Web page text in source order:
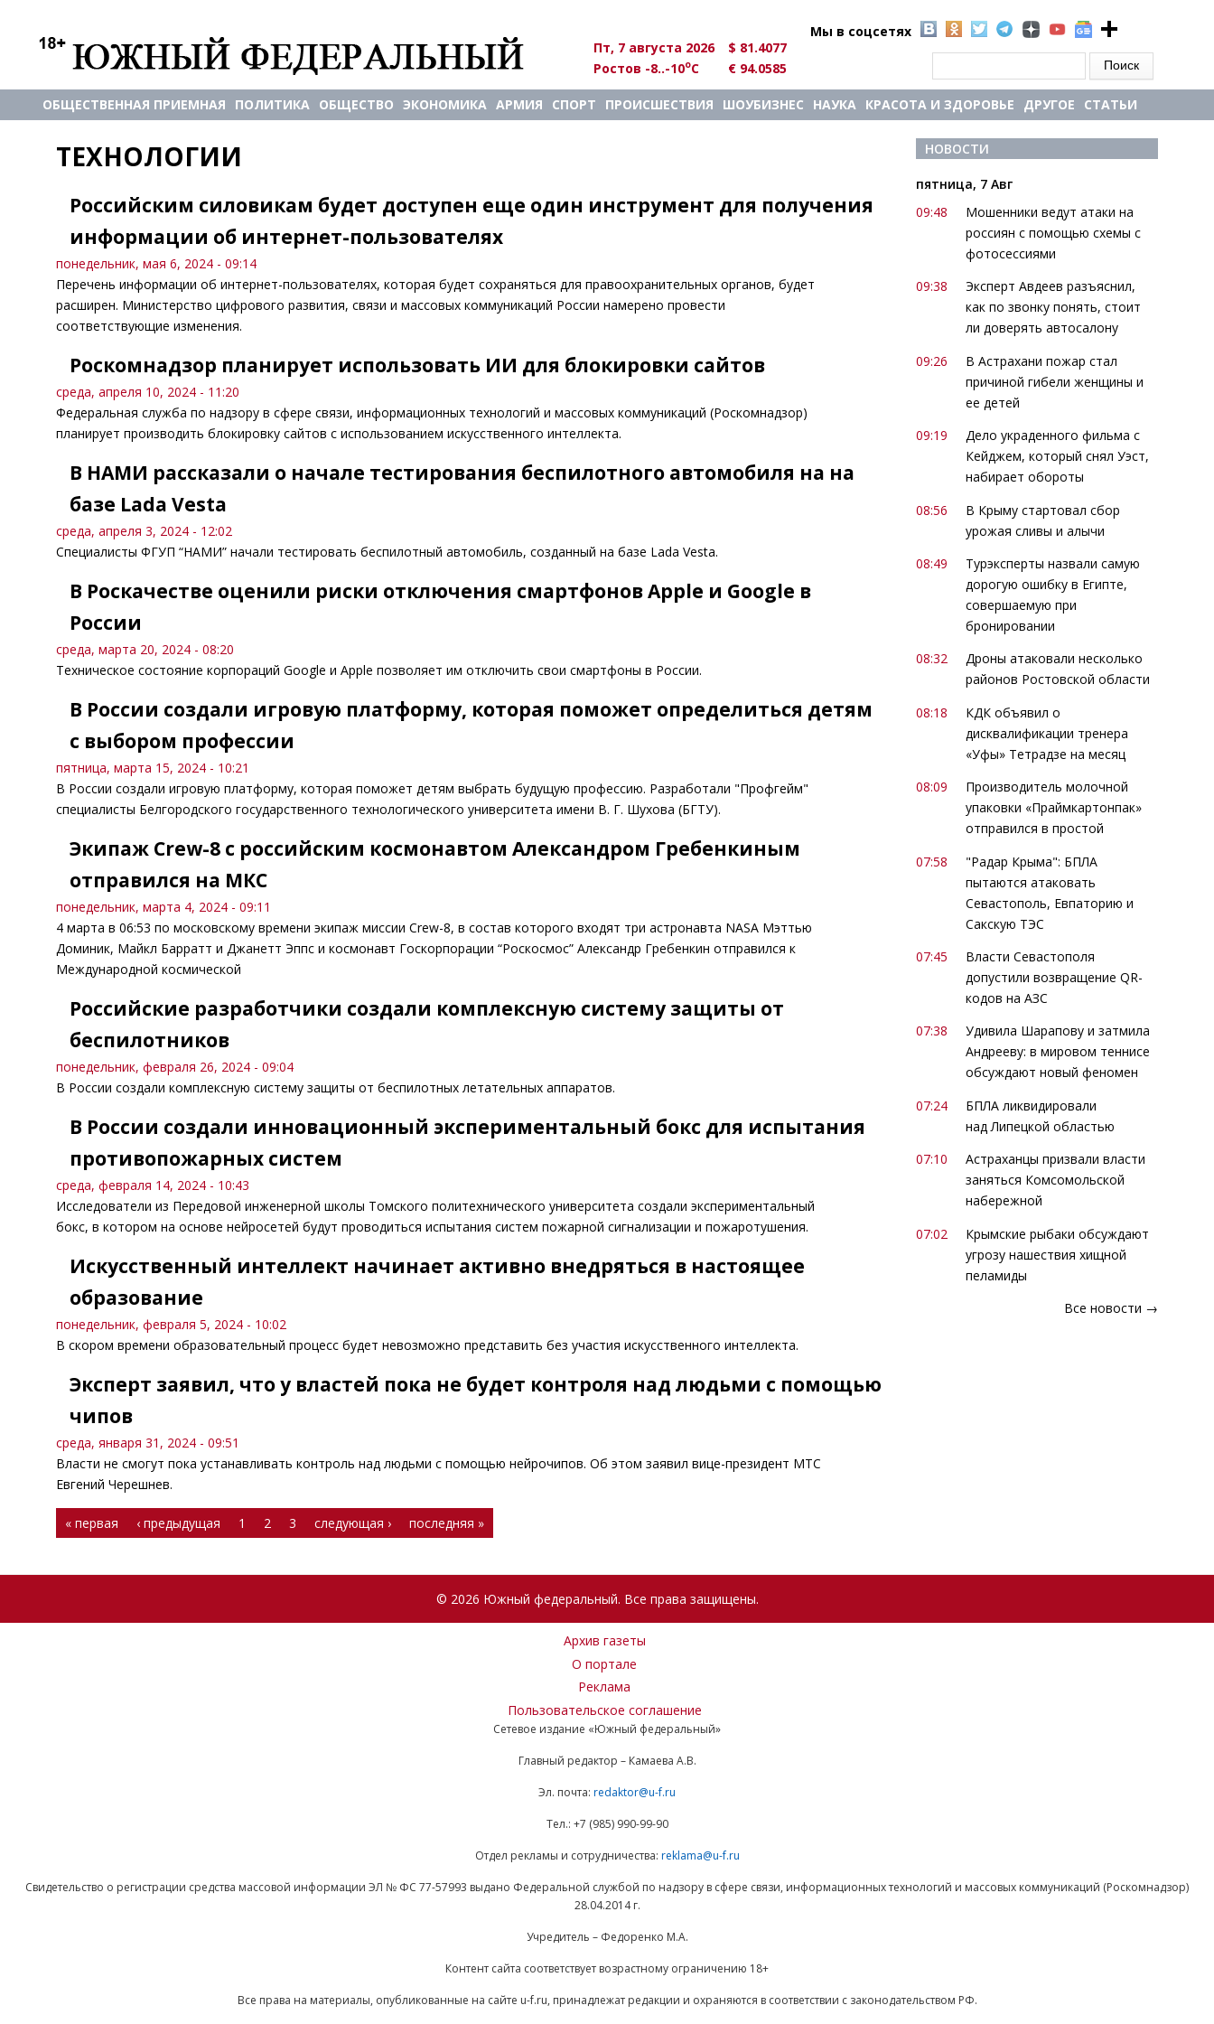
Мы в соцсетях
Пт, 7 августа 2026
$ 81.4077
Ростов -8..-10oC € 94.0585
ОБЩЕСТВЕННАЯ ПРИЕМНАЯ ПОЛИТИКА ОБЩЕСТВО ЭКОНОМИКА АРМИЯ СПОРТ ПРОИСШЕСТВИЯ ШОУБИЗНЕС НАУКА КРАСОТА И ЗДОРОВЬЕ ДРУГОЕ СТАТЬИ
ТЕХНОЛОГИИ
Российским силовикам будет доступен еще один инструмент для получения
информации об интернет-пользователях
понедельник, мая 6, 2024 - 09:14
Перечень информации об интернет-пользователях, которая будет сохраняться для правоохранительных органов, будет
расширен. Министерство цифрового развития, связи и массовых коммуникаций России намерено провести
соответствующие изменения.
Роскомнадзор планирует использовать ИИ для блокировки сайтов
среда, апреля 10, 2024 - 11:20
Федеральная служба по надзору в сфере связи, информационных технологий и массовых коммуникаций (Роскомнадзор)
планирует производить блокировку сайтов с использованием искусственного интеллекта.
В НАМИ рассказали о начале тестирования беспилотного автомобиля на на
базе Lada Vesta
среда, апреля 3, 2024 - 12:02
Специалисты ФГУП “НАМИ” начали тестировать беспилотный автомобиль, созданный на базе Lada Vesta.
В Роскачестве оценили риски отключения смартфонов Apple и Google в
России
среда, марта 20, 2024 - 08:20
Техническое состояние корпораций Google и Apple позволяет им отключить свои смартфоны в России.
В России создали игровую платформу, которая поможет определиться детям
с выбором профессии
пятница, марта 15, 2024 - 10:21
В России создали игровую платформу, которая поможет детям выбрать будущую профессию. Разработали "Профгейм"
специалисты Белгородского государственного технологического университета имени В. Г. Шухова (БГТУ).
Экипаж Crew-8 с российским космонавтом Александром Гребенкиным
отправился на МКС
понедельник, марта 4, 2024 - 09:11
4 марта в 06:53 по московскому времени экипаж миссии Crew-8, в состав которого входят три астронавта NASA Мэттью
Доминик, Майкл Барратт и Джанетт Эппс и космонавт Госкорпорации “Роскосмос” Александр Гребенкин отправился к
Международной космической
Российские разработчики создали комплексную систему защиты от
беспилотников
понедельник, февраля 26, 2024 - 09:04
В России создали комплексную систему защиты от беспилотных летательных аппаратов.
В России создали инновационный экспериментальный бокс для испытания
противопожарных систем
среда, февраля 14, 2024 - 10:43
Исследователи из Передовой инженерной школы Томского политехнического университета создали экспериментальный
бокс, в котором на основе нейросетей будут проводиться испытания систем пожарной сигнализации и пожаротушения.
Искусственный интеллект начинает активно внедряться в настоящее
образование
понедельник, февраля 5, 2024 - 10:02
В скором времени образовательный процесс будет невозможно представить без участия искусственного интеллекта.
Эксперт заявил, что у властей пока не будет контроля над людьми с помощью
чипов
среда, января 31, 2024 - 09:51
Власти не смогут пока устанавливать контроль над людьми с помощью нейрочипов. Об этом заявил вице-президент МТС
Евгений Черешнев.
Страницы
« первая ‹ предыдущая 1 2 3 следующая › последняя »
НОВОСТИ
пятница, 7 Авг
09:48
Мошенники ведут атаки на
россиян с помощью схемы с
фотосессиями
09:38
Эксперт Авдеев разъяснил,
как по звонку понять, стоит
ли доверять автосалону
09:26
В Астрахани пожар стал
причиной гибели женщины и
ее детей
09:19
Дело украденного фильма с
Кейджем, который снял Уэст,
набирает обороты
08:56
В Крыму стартовал сбор
урожая сливы и алычи
08:49
Турэксперты назвали самую
дорогую ошибку в Египте,
совершаемую при
бронировании
08:32
Дроны атаковали несколько
районов Ростовской области
08:18
КДК объявил о
дисквалификации тренера
«Уфы» Тетрадзе на месяц
08:09
Производитель молочной
упаковки «Праймкартонпак»
отправился в простой
07:58
"Радар Крыма": БПЛА
пытаются атаковать
Севастополь, Евпаторию и
Сакскую ТЭС
07:45
Власти Севастополя
допустили возвращение QR-
кодов на АЗС
07:38
Удивила Шарапову и затмила
Андрееву: в мировом теннисе
обсуждают новый феномен
07:24
БПЛА ликвидировали
над Липецкой областью
07:10
Астраханцы призвали власти
заняться Комсомольской
набережной
07:02
Крымские рыбаки обсуждают
угрозу нашествия хищной
пеламиды
Все новости →
© 2026 Южный федеральный. Все права защищены.
Архив газеты
О портале
Реклама
Пользовательское соглашение
Сетевое издание «Южный федеральный»
Главный редактор – Камаева А.В.
Эл. почта: redaktor@u-f.ru
Тел.: +7 (985) 990-99-90
Отдел рекламы и сотрудничества: reklama@u-f.ru
Свидетельство о регистрации средства массовой информации ЭЛ № ФС 77-57993 выдано Федеральной службой по надзору в сфере связи, информационных технологий и массовых коммуникаций (Роскомнадзор)
28.04.2014 г.
Учредитель – Федоренко М.А.
Контент сайта соответствует возрастному ограничению 18+
Все права на материалы, опубликованные на сайте u-f.ru, принадлежат редакции и охраняются в соответствии с законодательством РФ.